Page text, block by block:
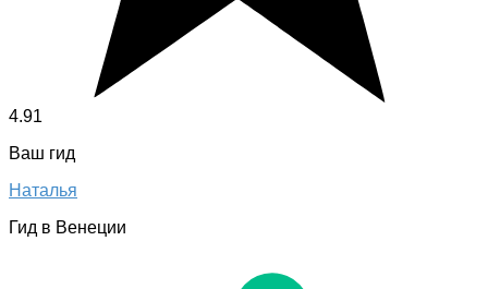
4.91
Ваш гид
Наталья
Гид в Венеции